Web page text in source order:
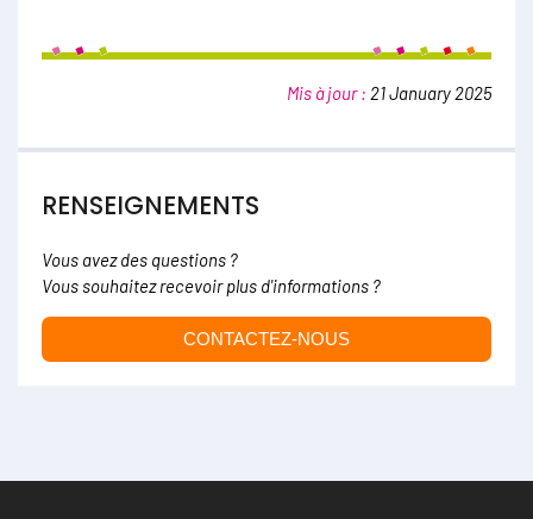
Mis à jour : 21 January 2025
RENSEIGNEMENTS
Vous avez des questions ?
Vous souhaitez recevoir plus d'informations ?
CONTACTEZ-NOUS